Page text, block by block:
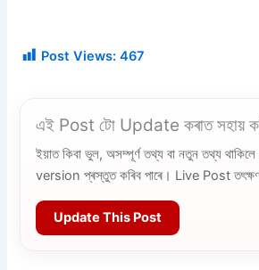
Post Views: 467
এই Post টো Update কৰাত সহায়
ইয়াত কিবা ভুল, অসম্পূৰ্ণ তথ্য বা নতুন তথ্য
version প্ৰস্তুত কৰিব পাৰে। Live Post
Update This Post